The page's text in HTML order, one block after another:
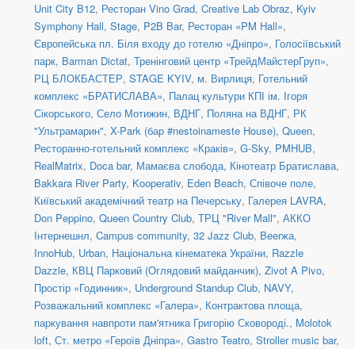
Unit City B12, Ресторан Vino Grad, Creative Lab Obraz, Kyiv
Symphony Hall, Stage, P2B Bar, Ресторан «PM Hall»,
Європейська пл. Біля входу до готелю «Дніпро», Голосіївський
парк, Barman Dictat, Тренінговий центр «ТрейдМайстерГруп»,
РЦ БЛОКБАСТЕР, STAGE KYIV, м. Вирлиця, Готельний
комплекс «БРАТИСЛАВА», Палац культури КПІ ім. Ігоря
Сікорського, Село Мотижин, ВДНГ, Поляна на ВДНГ, РК
"Ультрамарин", X-Park (бар #nestoinameste House), Queen,
Ресторанно-готельний комплекс «Краків», G-Sky, PMHUB,
RealMatrix, Doca bar, Мамаєва слобода, Кінотеатр Братислава,
Bakkara River Party, Kooperativ, Eden Beach, Співоче поле,
Київський академічний театр на Печерську, Галерея LAVRA,
Don Peppino, Queen Country Club, ТРЦ "River Mall", АККО
Інтернешнл, Campus community, 32 Jazz Club, Beerжа,
InnoHub, Urban, Національна кінематека України, Razzle
Dazzle, КВЦ Парковий (Оглядовий майданчик), Zivot A Pivo,
Простір «Годинник», Underground Standup Club, NAVY,
Розважальний комплекс «Галера», Контрактова площа,
паркування навпроти пам'ятника Григорію Сковороді., Molotok
loft, Ст. метро «Героїв Дніпра», Gastro Teatro, Stroller music bar,